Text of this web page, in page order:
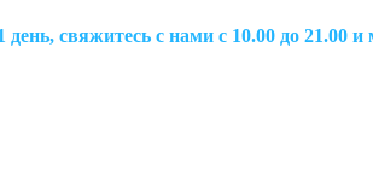
день, свяжитесь с нами с 10.00 до